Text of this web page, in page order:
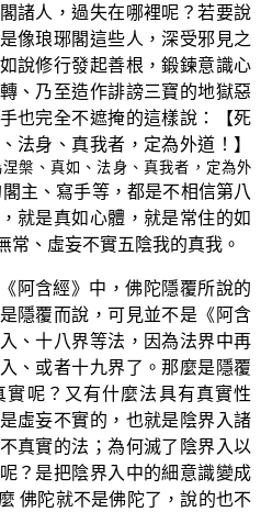
諸人，過失在哪裡呢？若要說
像琅琊閣這些人，深受邪見之
說修行發起善根，鍛鍊意識心
、乃至造作誹謗三寶的地獄惡
也完全不遮掩的這樣說：【死
法身、真我者，定為外道！】
涅槃、真如、法身、真我者，定為外
主、寫手等，都是不相信第八
就是真如心體，就是常住的如
常、虛妄不實五陰我的真我。
阿含經》中，佛陀隱覆所說的
隱覆而說，可見並不是《阿含
、十八界等法，因為法界中再
、或者十九界了。那麼是隱覆
呢？又有什麼法具有真實性
虛妄不實的，也就是陰界入諸
真實的法；為何滅了陰界入以
？是把陰界入中的細意識變成
佛陀就不是佛陀了，說的也不